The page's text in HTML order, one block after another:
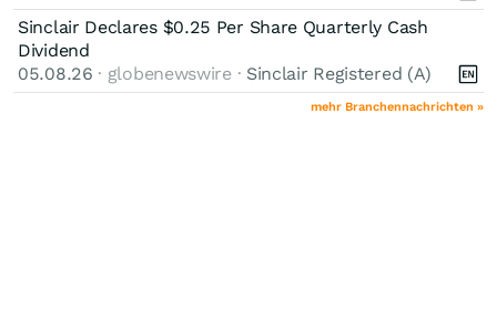
Sinclair Declares $0.25 Per Share Quarterly Cash
Dividend
05.08.26 · globenewswire · Sinclair Registered (A)
mehr Branchennachrichten »